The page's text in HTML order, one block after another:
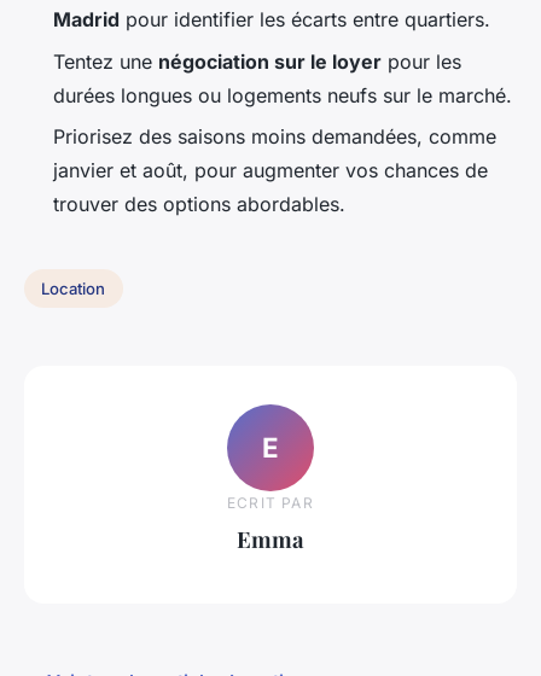
Madrid pour identifier les écarts entre quartiers.
Tentez une négociation sur le loyer pour les
durées longues ou logements neufs sur le marché.
Priorisez des saisons moins demandées, comme
janvier et août, pour augmenter vos chances de
trouver des options abordables.
Location
E
ECRIT PAR
Emma